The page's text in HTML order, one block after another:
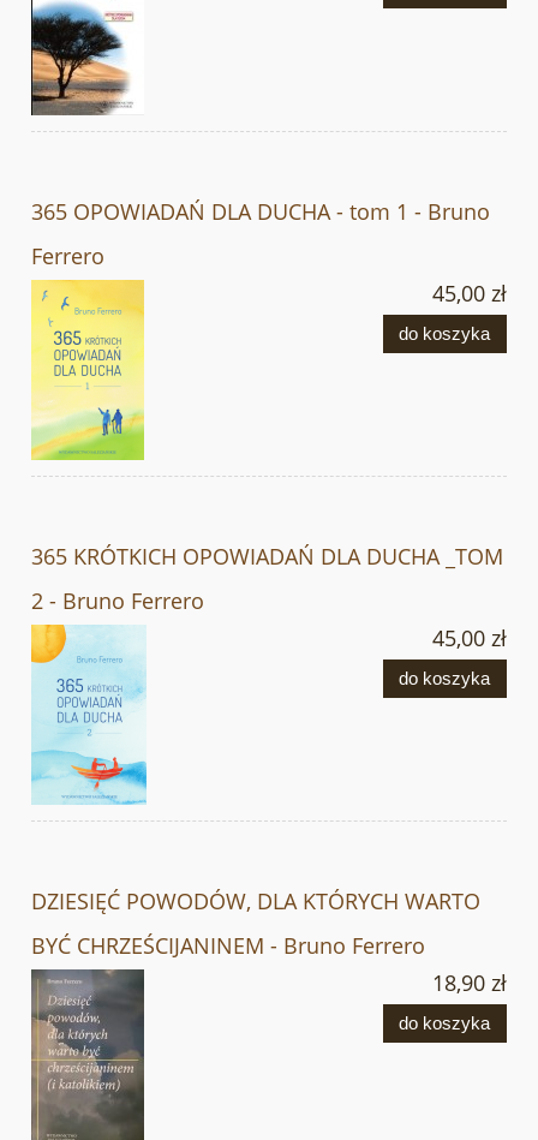
365 OPOWIADAŃ DLA DUCHA - tom 1 - Bruno
Ferrero
45,00 zł
do koszyka
365 KRÓTKICH OPOWIADAŃ DLA DUCHA _TOM
2 - Bruno Ferrero
45,00 zł
do koszyka
DZIESIĘĆ POWODÓW, DLA KTÓRYCH WARTO
BYĆ CHRZEŚCIJANINEM - Bruno Ferrero
18,90 zł
do koszyka